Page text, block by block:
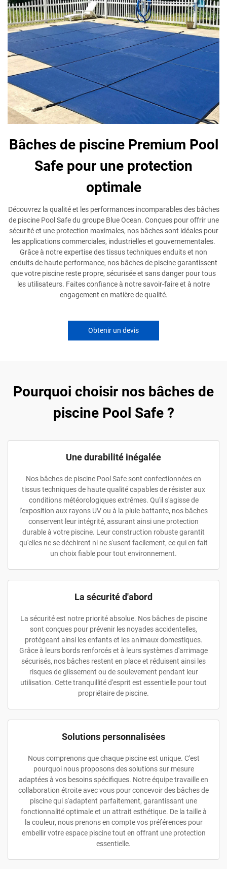
Bâches de piscine Premium Pool
Safe pour une protection
optimale
Découvrez la qualité et les performances incomparables des bâches
de piscine Pool Safe du groupe Blue Ocean. Conçues pour offrir une
sécurité et une protection maximales, nos bâches sont idéales pour
les applications commerciales, industrielles et gouvernementales.
Grâce à notre expertise des tissus techniques enduits et non
enduits de haute performance, nos bâches de piscine garantissent
que votre piscine reste propre, sécurisée et sans danger pour tous
les utilisateurs. Faites confiance à notre savoir-faire et à notre
engagement en matière de qualité.
Obtenir un devis
Pourquoi choisir nos bâches de
piscine Pool Safe ?
Une durabilité inégalée
Nos bâches de piscine Pool Safe sont confectionnées en
tissus techniques de haute qualité capables de résister aux
conditions météorologiques extrêmes. Qu'il s'agisse de
l'exposition aux rayons UV ou à la pluie battante, nos bâches
conservent leur intégrité, assurant ainsi une protection
durable à votre piscine. Leur construction robuste garantit
qu'elles ne se déchirent ni ne s'usent facilement, ce qui en fait
un choix fiable pour tout environnement.
La sécurité d'abord
La sécurité est notre priorité absolue. Nos bâches de piscine
sont conçues pour prévenir les noyades accidentelles,
protégeant ainsi les enfants et les animaux domestiques.
Grâce à leurs bords renforcés et à leurs systèmes d'arrimage
sécurisés, nos bâches restent en place et réduisent ainsi les
risques de glissement ou de soulevement pendant leur
utilisation. Cette tranquillité d'esprit est essentielle pour tout
propriétaire de piscine.
Solutions personnalisées
Nous comprenons que chaque piscine est unique. C'est
pourquoi nous proposons des solutions sur mesure
adaptées à vos besoins spécifiques. Notre équipe travaille en
collaboration étroite avec vous pour concevoir des bâches de
piscine qui s'adaptent parfaitement, garantissant une
fonctionnalité optimale et un attrait esthétique. De la taille à
la couleur, nous prenons en compte vos préférences pour
embellir votre espace piscine tout en offrant une protection
essentielle.